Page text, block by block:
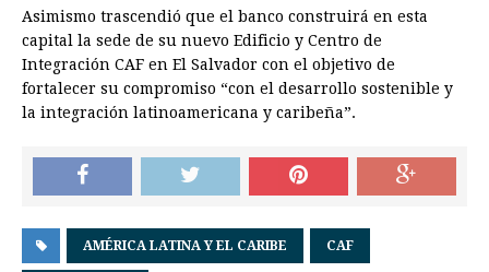
Asimismo trascendió que el banco construirá en esta
capital la sede de su nuevo Edificio y Centro de
Integración CAF en El Salvador con el objetivo de
fortalecer su compromiso “con el desarrollo sostenible y
la integración latinoamericana y caribeña”.
AMÉRICA LATINA Y EL CARIBE CAF